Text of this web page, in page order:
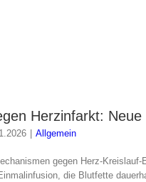
Herzinfarkt:
Allgemein
gegen Herz-
die Blutfette